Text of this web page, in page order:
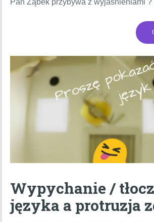
Pan Ząbek przybywa z wyjaśnieniami
Wypychanie /
języka a protruzja